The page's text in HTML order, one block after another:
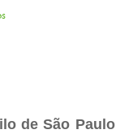
de São Paulo